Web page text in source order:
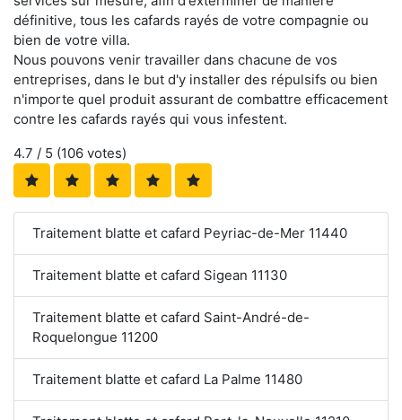
définitive, tous les cafards rayés de votre compagnie ou
bien de votre villa.
Nous pouvons venir travailler dans chacune de vos
entreprises, dans le but d'y installer des répulsifs ou bien
n'importe quel produit assurant de combattre efficacement
contre les cafards rayés qui vous infestent.
4.7 / 5 (106 votes)
Traitement blatte et cafard Peyriac-de-Mer 11440
Traitement blatte et cafard Sigean 11130
Traitement blatte et cafard Saint-André-de-
Roquelongue 11200
Traitement blatte et cafard La Palme 11480